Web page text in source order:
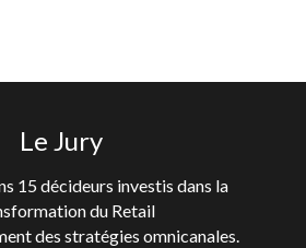
Le Jury
15 décideurs investis dans la
du Retail
des stratégies omnicanales.